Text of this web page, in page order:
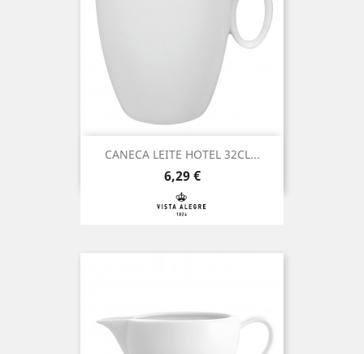
CANECA LEITE HOTEL 32CL...
Preço
6,29 €